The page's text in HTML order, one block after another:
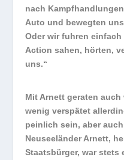
nach
Auto und bewegten
Oder wir fuhren
Action sahen, hörten,
uns.“
Mit Arnett geraten
wenig verspätet
peinlich sein, aber
Neuseeländer Arnett,
Staatsbürger, war stets